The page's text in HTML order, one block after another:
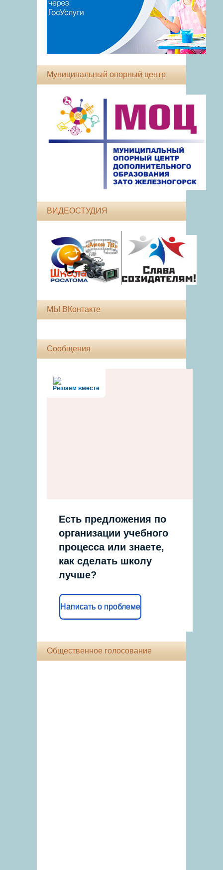
Муниципальный опорный центр
ВИДЕОСТУДИЯ
МЫ ВКонтакте
Сообщения
Решаем вместе
Есть предложения по
организации учебного
процесса или знаете,
как сделать школу
лучше?
Написать о проблеме
Общественное голосование